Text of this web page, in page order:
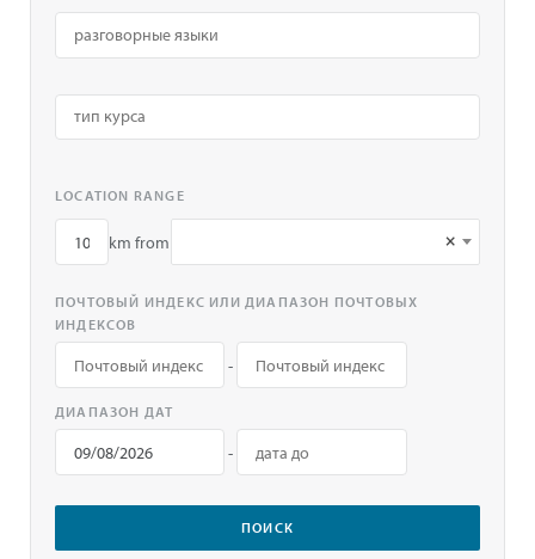
LOCATION RANGE
km from ×
ПОЧТОВЫЙ ИНДЕКС ИЛИ ДИАПАЗОН ПОЧТОВЫХ
ИНДЕКСОВ
-
ДИАПАЗОН ДАТ
-
ПОИСК